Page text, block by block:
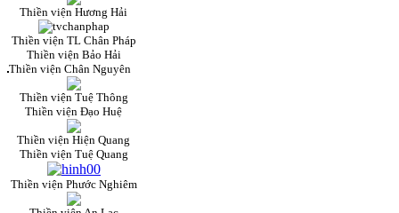
Thiền viện Hương Hải
Thiền viện TL Chân Pháp
Thiền viện Bảo Hải
Thiền viện Chân Nguyên
Thiền viện Tuệ Thông
Thiền viện Đạo Huệ
Thiền viện Hiện Quang
Thiền viện Tuệ Quang
Thiền viện Phước Nghiêm